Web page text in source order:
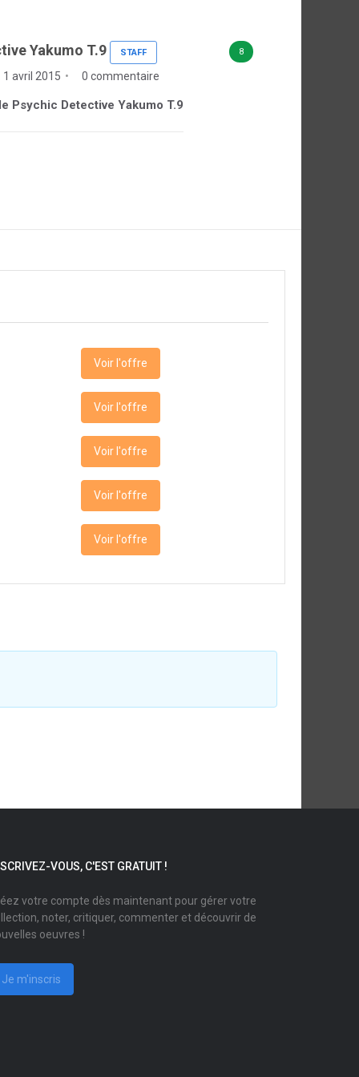
8
Yakumo T.9 STAFF
avril 2015 0 commentaire
Psychic Detective Yakumo T.9
Voir l'offre
Voir l'offre
Voir l'offre
Voir l'offre
Voir l'offre
VOUS, C'EST GRATUIT !
votre compte dès maintenant pour gérer votre
noter, critiquer, commenter et découvrir de
oeuvres !
Je m'inscris